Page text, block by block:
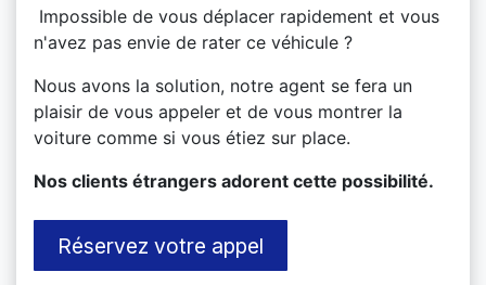
Impossible de vous déplacer rapidement et vous
n'avez pas envie de rater ce véhicule ?
Nous avons la solution, notre agent se fera un
plaisir de vous appeler et de vous montrer la
voiture comme si vous étiez sur place.
​Nos clients étrangers adorent cette possibilité.
Réservez votre appel